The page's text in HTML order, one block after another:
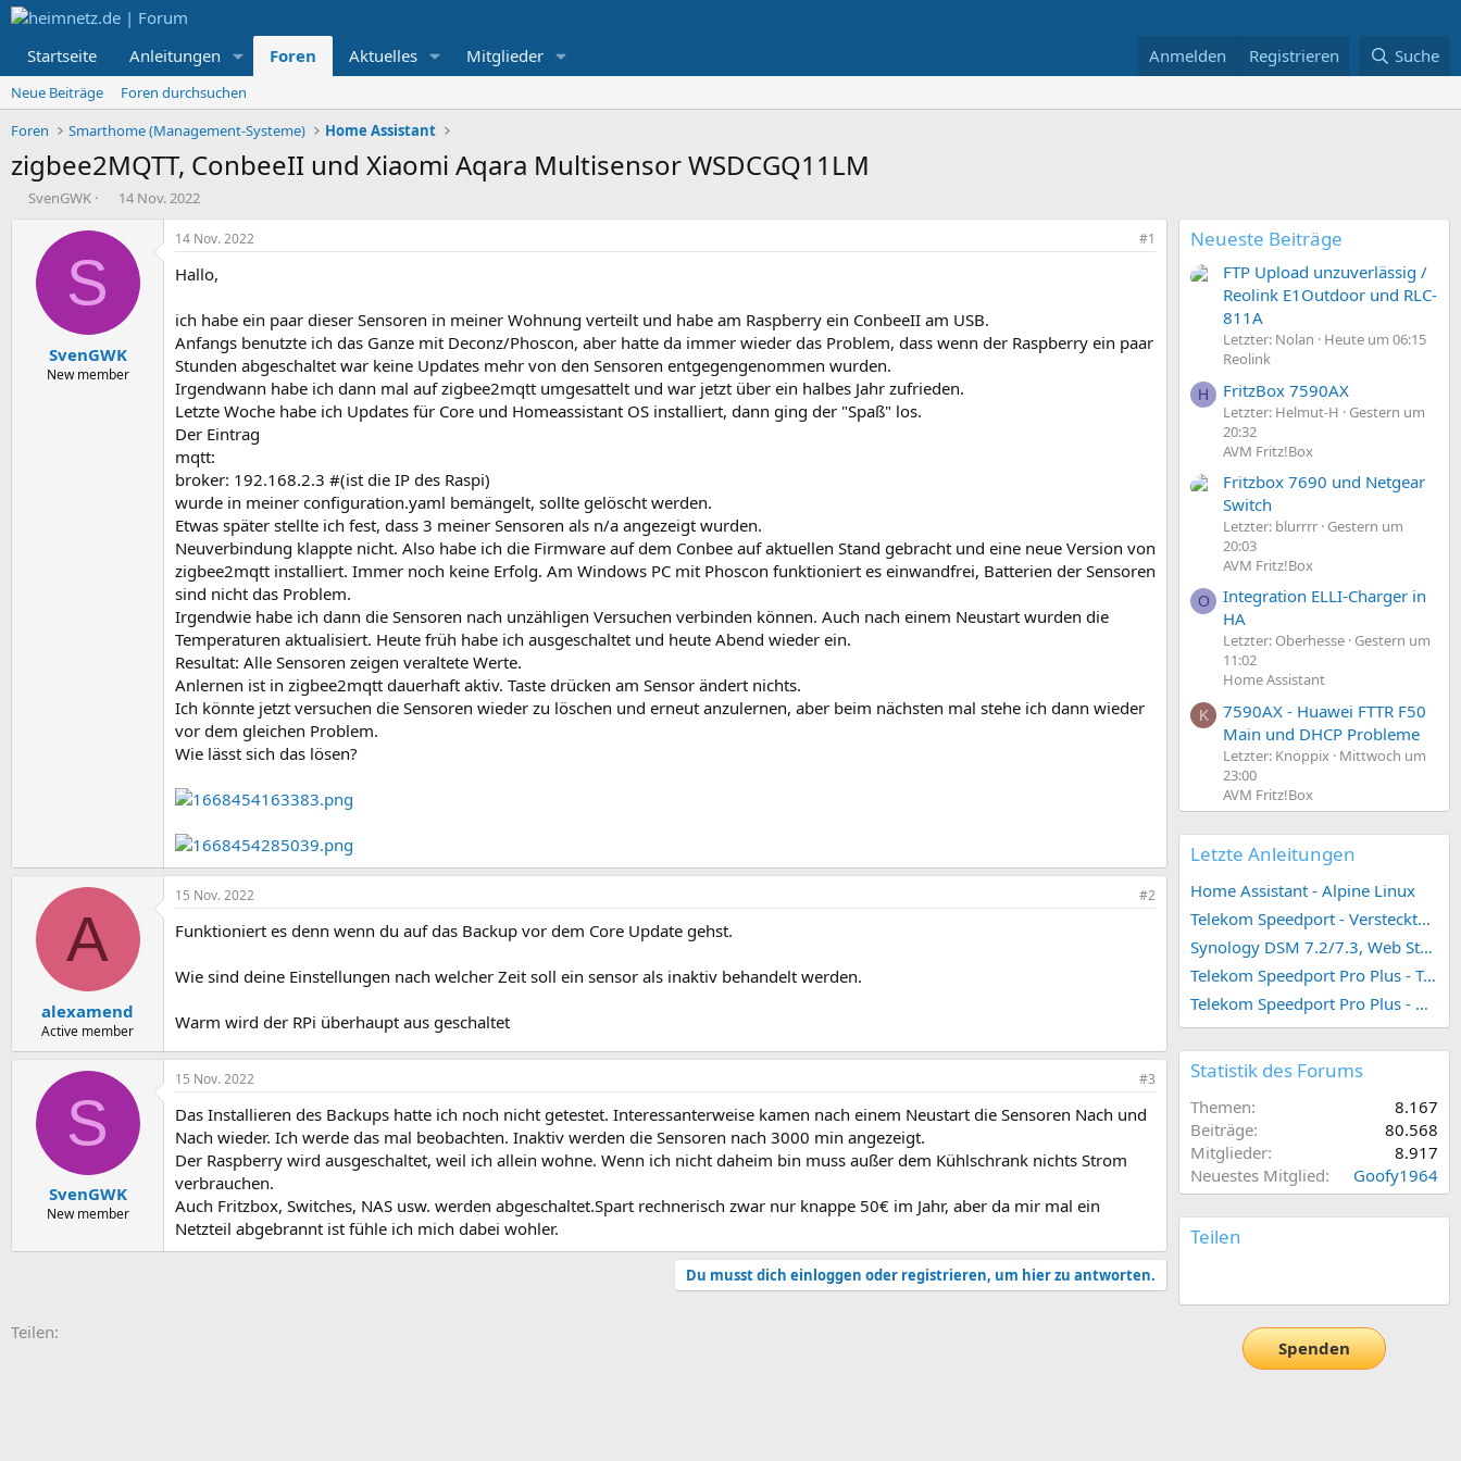
Startseite Anleitungen Foren Aktuelles Mitglieder Anmelden Registrieren Suche
Neue Beiträge
Foren durchsuchen
Foren
Smarthome (Management-Systeme) Home Assistant
zigbee2MQTT, ConbeeII und Xiaomi Aqara Multisensor WSDCGQ11LM
E
SvenGWK
E
s
a
m
14 Nov. 2022
S
SvenGWK
New member
14 Nov. 2022 #1
Hallo,
ich habe ein paar dieser Sensoren in meiner Wohnung verteilt und habe am Raspberry ein ConbeeII am USB.
Anfangs benutzte ich das Ganze mit Deconz/Phoscon, aber hatte da immer wieder das Problem, dass wenn der Raspberry ein paar
Stunden abgeschaltet war keine Updates mehr von den Sensoren entgegengenommen wurden.
Irgendwann habe ich dann mal auf zigbee2mqtt umgesattelt und war jetzt über ein halbes Jahr zufrieden.
Letzte Woche habe ich Updates für Core und Homeassistant OS installiert, dann ging der "Spaß" los.
Der Eintrag
mqtt:
broker: 192.168.2.3 #(ist die IP des Raspi)
wurde in meiner configuration.yaml bemängelt, sollte gelöscht werden.
Etwas später stellte ich fest, dass 3 meiner Sensoren als n/a angezeigt wurden.
Neuverbindung klappte nicht. Also habe ich die Firmware auf dem Conbee auf aktuellen Stand gebracht und eine neue Version von
zigbee2mqtt installiert. Immer noch keine Erfolg. Am Windows PC mit Phoscon funktioniert es einwandfrei, Batterien der Sensoren
sind nicht das Problem.
Irgendwie habe ich dann die Sensoren nach unzähligen Versuchen verbinden können. Auch nach einem Neustart wurden die
Temperaturen aktualisiert. Heute früh habe ich ausgeschaltet und heute Abend wieder ein.
Resultat: Alle Sensoren zeigen veraltete Werte.
Anlernen ist in zigbee2mqtt dauerhaft aktiv. Taste drücken am Sensor ändert nichts.
Ich könnte jetzt versuchen die Sensoren wieder zu löschen und erneut anzulernen, aber beim nächsten mal stehe ich dann wieder
vor dem gleichen Problem.
Wie lässt sich das lösen?
A
alexamend
Active member
15 Nov. 2022 #2
Funktioniert es denn wenn du auf das Backup vor dem Core Update gehst.
Wie sind deine Einstellungen nach welcher Zeit soll ein sensor als inaktiv behandelt werden.
Warm wird der RPi überhaupt aus geschaltet
S
SvenGWK
New member
15 Nov. 2022 #3
Das Installieren des Backups hatte ich noch nicht getestet. Interessanterweise kamen nach einem Neustart die Sensoren Nach und
Nach wieder. Ich werde das mal beobachten. Inaktiv werden die Sensoren nach 3000 min angezeigt.
Der Raspberry wird ausgeschaltet, weil ich allein wohne. Wenn ich nicht daheim bin muss außer dem Kühlschrank nichts Strom
verbrauchen.
Auch Fritzbox, Switches, NAS usw. werden abgeschaltet.Spart rechnerisch zwar nur knappe 50€ im Jahr, aber da mir mal ein
Netzteil abgebrannt ist fühle ich mich dabei wohler.
Du musst dich einloggen oder registrieren, um hier zu antworten.
Teilen:
Neueste Beiträge
FTP Upload unzuverlässig /
Reolink E1Outdoor und RLC-
811A
Letzter: Nolan
Heute um 06:15
Reolink
H FritzBox 7590AX
Letzter: Helmut-H
Gestern um
20:32
AVM Fritz!Box
Fritzbox 7690 und Netgear
Switch
Letzter: blurrrr Gestern um
20:03
AVM Fritz!Box
O
Integration ELLI-Charger in
HA
Letzter: Oberhesse Gestern um
11:02
Home Assistant
K
7590AX - Huawei FTTR F50
Main und DHCP Probleme
Letzter: Knoppix
Mittwoch um
23:00
AVM Fritz!Box
Letzte Anleitungen
Home Assistant - Alpine Linux
Telekom Speedport - Versteckte Konfigurationen
Synology DSM 7.2/7.3, Web Station 4, Webdienst und Webportal erstellen (ehemals vHost)
Telekom Speedport Pro Plus - Telefonie einrichten
Telekom Speedport Pro Plus - Netzwerk einrichten
Statistik des Forums
Themen
8.167
Beiträge
80.568
Mitglieder
8.917
Neuestes Mitglied
Goofy1964
Teilen
Spenden